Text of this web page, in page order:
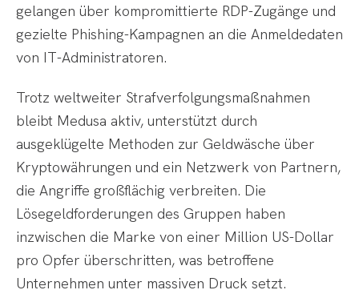
gelangen über kompromittierte RDP-Zugänge und
gezielte Phishing-Kampagnen an die Anmeldedaten
von IT-Administratoren.
Trotz weltweiter Strafverfolgungsmaßnahmen
bleibt Medusa aktiv, unterstützt durch
ausgeklügelte Methoden zur Geldwäsche über
Kryptowährungen und ein Netzwerk von Partnern,
die Angriffe großflächig verbreiten. Die
Lösegeldforderungen des Gruppen haben
inzwischen die Marke von einer Million US-Dollar
pro Opfer überschritten, was betroffene
Unternehmen unter massiven Druck setzt.